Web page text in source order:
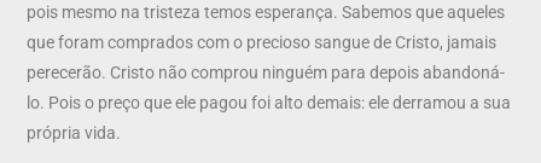
pois mesmo na tristeza temos esperança. Sabemos que aqueles
que foram comprados com o precioso sangue de Cristo, jamais
perecerão. Cristo não comprou ninguém para depois abandoná-
lo. Pois o preço que ele pagou foi alto demais: ele derramou a sua
própria vida.